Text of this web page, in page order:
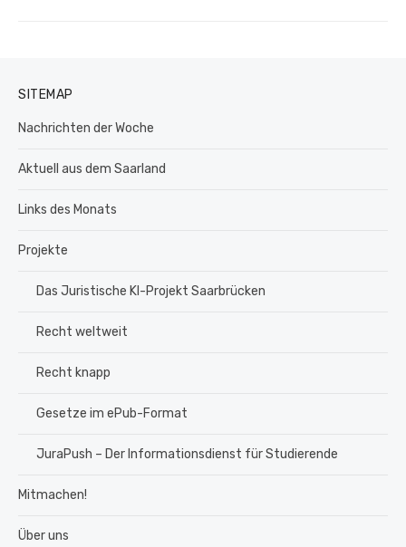
SITEMAP
Nachrichten der Woche
Aktuell aus dem Saarland
Links des Monats
Projekte
Das Juristische KI-Projekt Saarbrücken
Recht weltweit
Recht knapp
Gesetze im ePub-Format
JuraPush – Der Informationsdienst für Studierende
Mitmachen!
Über uns